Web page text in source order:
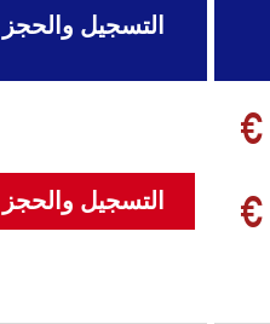
التسجيل والحجز
التسجيل والحجز